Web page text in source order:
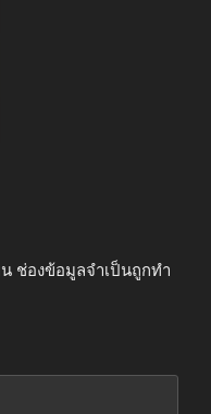
ช่องข้อมูลจำเป็นถูกทำ